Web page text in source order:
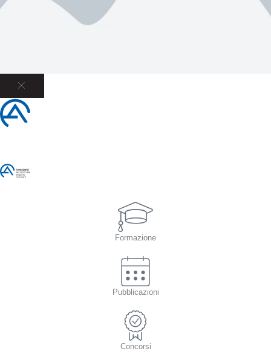
Formazione
Pubblicazioni
Concorsi